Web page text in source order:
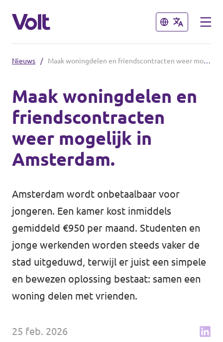
Sluiten
Nederlands
Volt afdelingen dichtbij
Volt Noord-Holland
↗️ Overzicht alle Nederlandse afdelingen
Sluiten
Standpunten
Over Volt
Nieuws
Agenda
Verkiezingsprogramma
Nieuws / Maak woningdelen en friendscontracten weer mogelijk in Amsterdam.
Maak woningdelen en
friendscontracten
weer mogelijk in
Amsterdam.
Amsterdam wordt onbetaalbaar voor
jongeren. Een kamer kost inmiddels
gemiddeld €950 per maand. Studenten en
jonge werkenden worden steeds vaker de
stad uitgeduwd, terwijl er juist een simpele
en bewezen oplossing bestaat: samen een
woning delen met vrienden.
25 feb. 2026